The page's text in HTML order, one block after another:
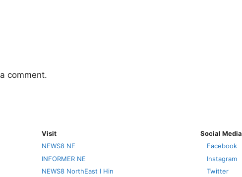
comment.
Visit
NEWS8 NE
INFORMER NE
NEWS8 NorthEast I Hin
Social Media
Facebook
Instagram
Twitter